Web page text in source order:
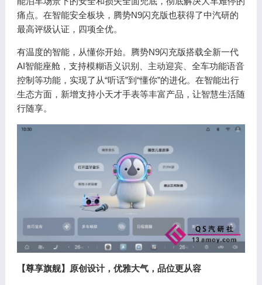
痛点。在智能安全板块，腾势N9闪充版也获得了中汽研的
最高评级认证，四项全优。
有温度的智能，从懂你开始。腾势N9闪充版搭载全新一代
AI智能座舱，支持模糊语义识别、主动迎宾、全车功能语音
控制等功能，实现了从“听话”到“懂你”的进化。在智能出行
生态方面，新增支持小天才手表等丰富产品，让智慧生活随
行随享。
【尊享旗舰】原创设计，优雅大气，品位更从容